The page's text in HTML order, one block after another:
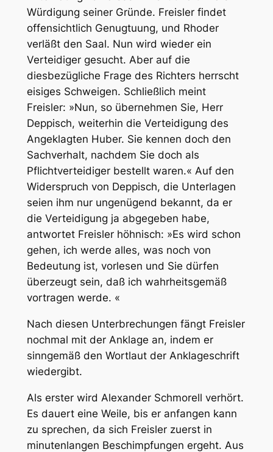
Würdigung seiner Gründe. Freisler findet
offensichtlich Genugtuung, und Rhoder
verläßt den Saal. Nun wird wieder ein
Verteidiger gesucht. Aber auf die
diesbezügliche Frage des Richters herrscht
eisiges Schweigen. Schließlich meint
Freisler: »Nun, so übernehmen Sie, Herr
Deppisch, weiterhin die Verteidigung des
Angeklagten Huber. Sie kennen doch den
Sachverhalt, nachdem Sie doch als
Pflichtverteidiger bestellt waren.« Auf den
Widerspruch von Deppisch, die Unterlagen
seien ihm nur ungenügend bekannt, da er
die Verteidigung ja abgegeben habe,
antwortet Freisler höhnisch: »Es wird schon
gehen, ich werde alles, was noch von
Bedeutung ist, vorlesen und Sie dürfen
überzeugt sein, daß ich wahrheitsgemäß
vortragen werde. «
Nach diesen Unterbrechungen fängt Freisler
nochmal mit der Anklage an, indem er
sinngemäß den Wortlaut der Anklageschrift
wiedergibt.
Als erster wird Alexander Schmorell verhört.
Es dauert eine Weile, bis er anfangen kann
zu sprechen, da sich Freisler zuerst in
minutenlangen Beschimpfungen ergeht. Aus